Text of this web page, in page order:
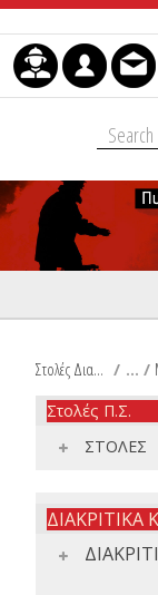
Skip to Content
Στολές Διακριτικά Είδη Ιματισμού Π.Σ. /
Στολές Π.Σ.
ΣΤΟΛΕΣ
ΔΙΑΚΡΙΤΙΚΑ